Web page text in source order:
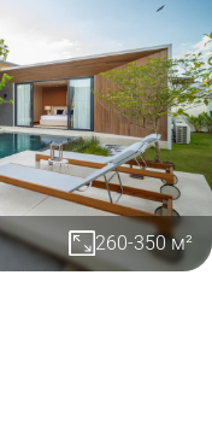
260-350 м²